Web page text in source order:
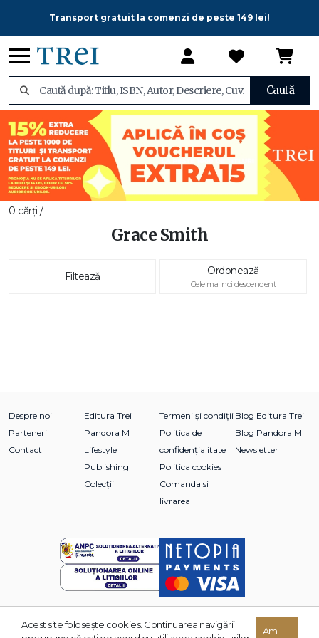
Transport gratuit la comenzi de peste 149 lei!
Caută
0 cărți /
Grace Smith
Filtează Ordonează
Cele mai noi descendent
Despre noi
Parteneri
Contact
Editura Trei
Pandora M
Lifestyle
Publishing
Colecții
Termeni și condiții
Politica de
confidențialitate
Politica cookies
Comanda si
livrarea
Blog Editura Trei
Blog Pandora M
Newsletter
© 2026 Grupul Editorial TREI. Toate drepturile rezervate.
Acest site foloseşte cookies. Continuarea navigării
Am